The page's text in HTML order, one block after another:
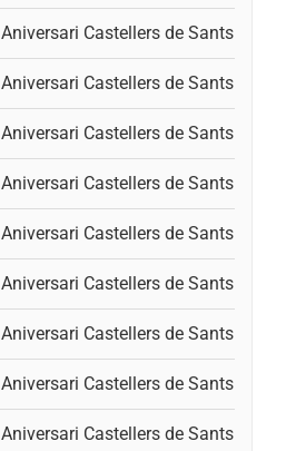
Aniversari Castellers de Sants
Aniversari Castellers de Sants
Aniversari Castellers de Sants
Aniversari Castellers de Sants
Aniversari Castellers de Sants
Aniversari Castellers de Sants
Aniversari Castellers de Sants
Aniversari Castellers de Sants
Aniversari Castellers de Sants